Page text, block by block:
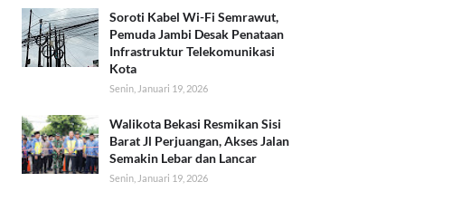
Soroti Kabel Wi-Fi Semrawut,
Pemuda Jambi Desak Penataan
Infrastruktur Telekomunikasi
Kota
Senin, Januari 19, 2026
Walikota Bekasi Resmikan Sisi
Barat Jl Perjuangan, Akses Jalan
Semakin Lebar dan Lancar
Senin, Januari 19, 2026